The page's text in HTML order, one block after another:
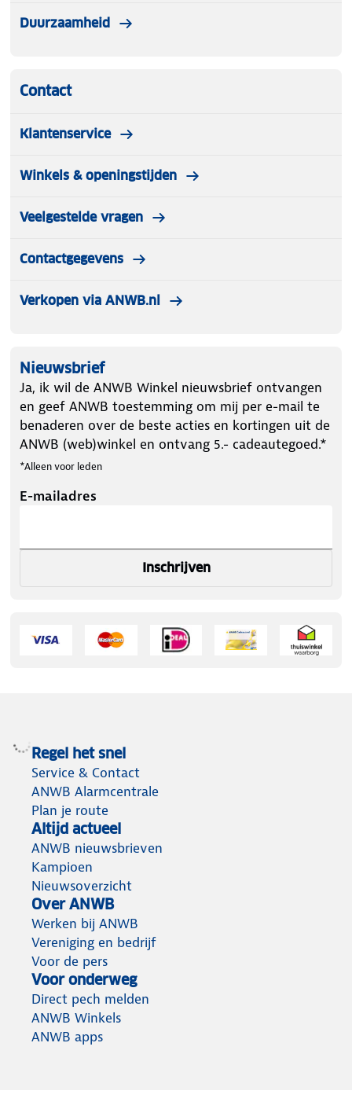
Duurzaamheid
Contact
Klantenservice
Winkels & openingstijden
Veelgestelde vragen
Contactgegevens
Verkopen via ANWB.nl
Nieuwsbrief
Ja, ik wil de ANWB Winkel nieuwsbrief ontvangen
en geef ANWB toestemming om mij per e-mail te
benaderen over de beste acties en kortingen uit de
ANWB (web)winkel en ontvang 5.- cadeautegoed.*
*Alleen voor leden
E-mailadres
Inschrijven
Regel het snel
Service & Contact
ANWB Alarmcentrale
Plan je route
Altijd actueel
ANWB nieuwsbrieven
Kampioen
Nieuwsoverzicht
Over ANWB
Werken bij ANWB
Vereniging en bedrijf
Voor de pers
Voor onderweg
Direct pech melden
ANWB Winkels
ANWB apps